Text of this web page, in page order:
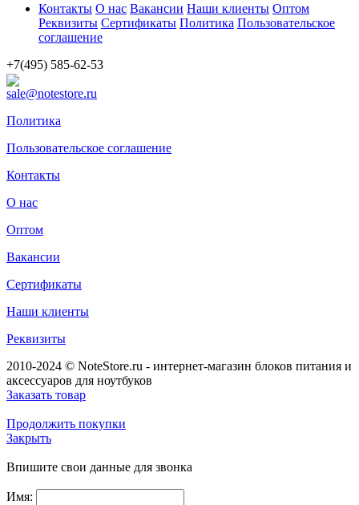
Контакты О нас Вакансии Наши клиенты Оптом
Реквизиты Сертификаты Политика Пользовательское
соглашение
+7(495) 585-62-53
sale@notestore.ru
Политика
Пользовательское соглашение
Контакты
О нас
Оптом
Вакансии
Сертификаты
Наши клиенты
Реквизиты
2010-2024 © NoteStore.ru - интернет-магазин блоков питания и
аксессуаров для ноутбуков
Заказать товар
Продолжить покупки
Закрыть
Впишите свои данные для звонка
Имя: